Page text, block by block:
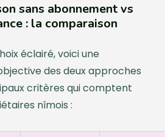
sans abonnement vs
: la comparaison
éclairé, voici une
des deux approches
critères qui comptent
nîmois :